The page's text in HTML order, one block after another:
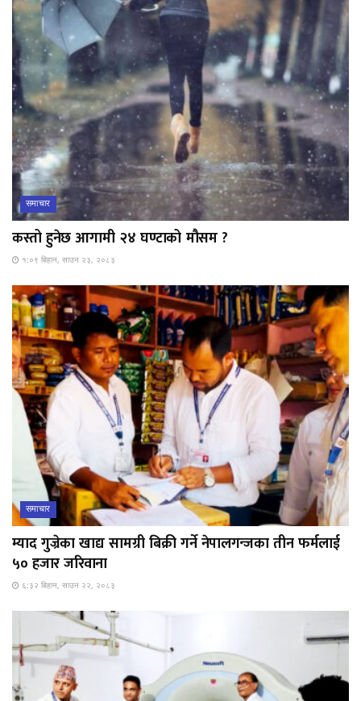
समाचार
कस्तो हुनेछ आगामी २४ घण्टाको मौसम ?
१:०९ बिहान, साउन २३, २०८३
समाचार
म्याद गुज्रेका खाद्य सामग्री बिक्री गर्ने नेपालगन्जका तीन फर्मलाई
५० हजार जरिवाना
६:३२ बिहान, साउन २२, २०८३